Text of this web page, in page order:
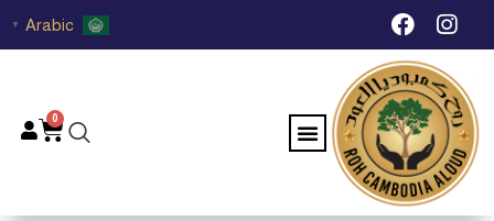
تخطي I
n
s
t
a
g
r
a
m
F
a
c
e
b
o
o
k
Arabic
▼
Menu
0
Post
navigation